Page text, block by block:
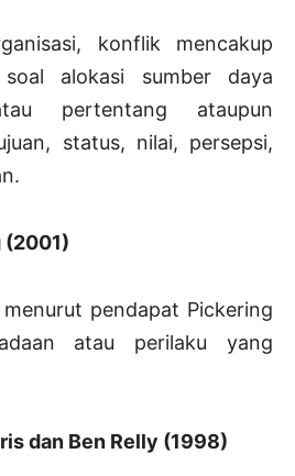
konflik mencakup
soal alokasi sumber daya
pertentang ataupun
status, nilai, persepsi,
(2001)
pendapat Pickering
atau perilaku yang
dan Ben Relly (1998)